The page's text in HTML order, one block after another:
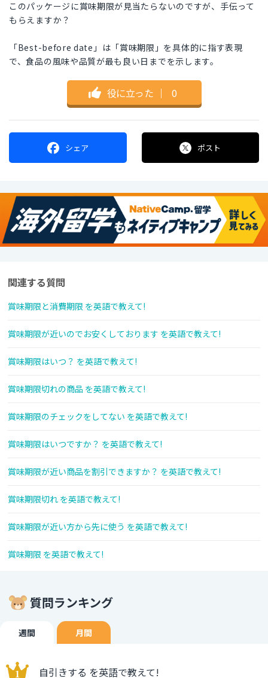
このパッケージに賞味期限が見当たらないのですが、手伝って
もらえますか？
「Best-before date」は「賞味期限」を具体的に指す表現
で、食品の風味や品質が最も良い日までを示します。
役に立った ｜ 0
シェア ポスト
関連する質問
賞味期限と消費期限 を英語で教えて!
賞味期限が近いのでお安くしております を英語で教えて!
賞味期限はいつ？ を英語で教えて!
賞味期限切れの商品 を英語で教えて!
賞味期限のチェックをしてない を英語で教えて!
賞味期限はいつですか？ を英語で教えて!
賞味期限が近い商品を割引できますか？ を英語で教えて!
賞味期限切れ を英語で教えて!
賞味期限が近い方から先に使う を英語で教えて!
賞味期限 を英語で教えて!
質問ランキング
週間 月間
自引きする を英語で教えて!